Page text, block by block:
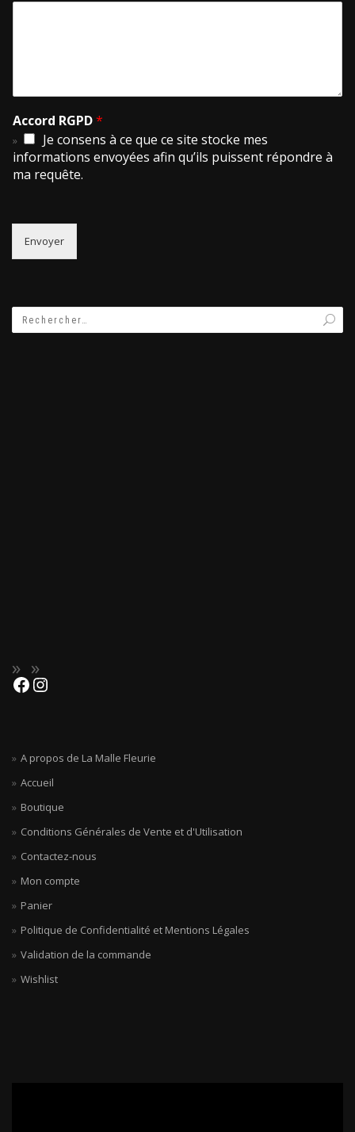
Accord RGPD*
Je consens à ce que ce site stocke mes
informations envoyées afin qu’ils puissent répondre à
ma requête.
Envoyer
A propos de La Malle Fleurie
Accueil
Boutique
Conditions Générales de Vente et d'Utilisation
Contactez-nous
Mon compte
Panier
Politique de Confidentialité et Mentions Légales
Validation de la commande
Wishlist